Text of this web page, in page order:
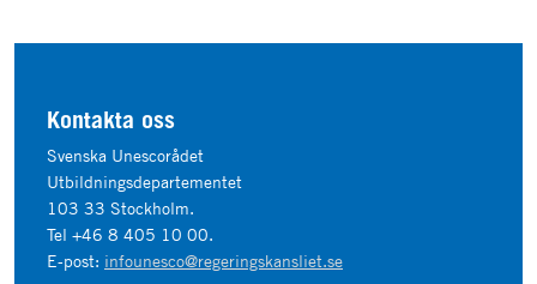
Kontakta oss
Svenska Unescorådet
Utbildningsdepartementet
103 33 Stockholm.
Tel +46 8 405 10 00.
E-post: infounesco@regeringskansliet.se